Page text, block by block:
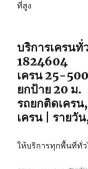
ที่สูง
บริการเครน
1824604
เครน 25-
ยกป้าย 20 ม.
รถยกติดเครน
เครน | รายวั
ให้บริการทุกพื้นที่ทั่ว